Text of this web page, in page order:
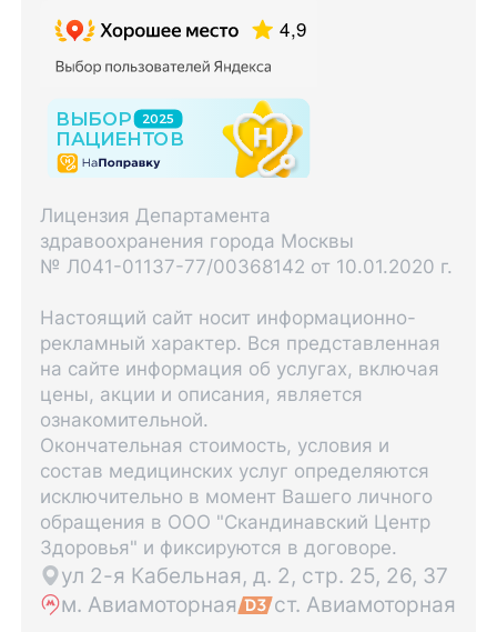
Лицензия Департамента
здравоохранения города Москвы
№ Л041-01137-77/00368142 от 10.01.2020 г.
Настоящий сайт носит информационно-
рекламный характер. Вся представленная
на сайте информация об услугах, включая
цены, акции и описания, является
ознакомительной.
Окончательная стоимость, условия и
состав медицинских услуг определяются
исключительно в момент Вашего личного
обращения в ООО "Скандинавский Центр
Здоровья" и фиксируются в договоре.
ул 2-я Кабельная, д. 2, стр. 25, 26, 37
м. Авиамоторная
ст. Авиамоторная